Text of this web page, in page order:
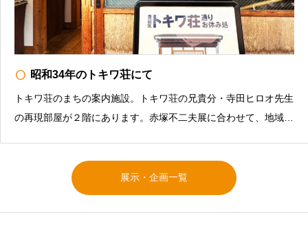
radio_button_unchecked 昭和34年のトキワ荘にて
トキワ荘のまちの案内施設。トキワ荘の兄貴分・寺田ヒロオ先生
の再現部屋が２階にあります。赤塚不二夫展に合わせて、地域と
み処とナマちゃん〜」トキワ荘通りお休み処は以前はお米屋
展示・企画一覧